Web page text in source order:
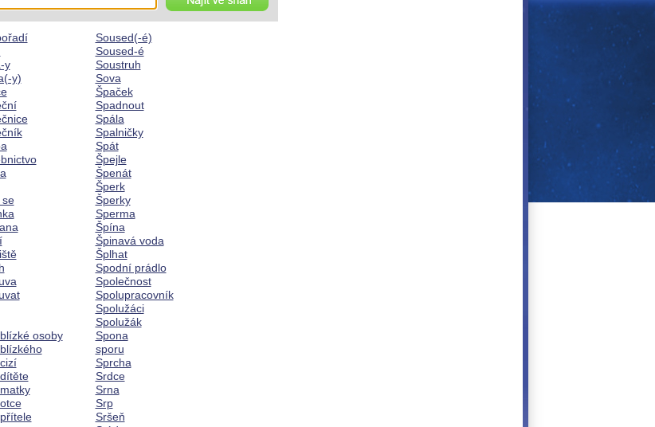
y
y)
se
osoby
Soused(-é)
Soused-é
Soustruh
Sova
Špaček
Spadnout
Spála
Spalničky
Spát
Špejle
Špenát
Šperk
Šperky
Sperma
Špína
Špinavá voda
Šplhat
Spodní prádlo
Společnost
Spolupracovník
Spolužáci
Spolužák
Spona
sporu
Sprcha
Srdce
Srna
Srp
Sršeň